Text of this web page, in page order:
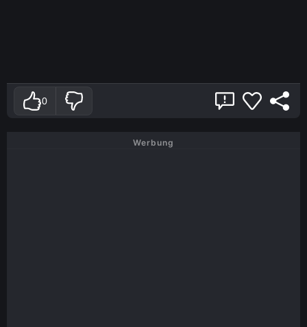
0
Werbung